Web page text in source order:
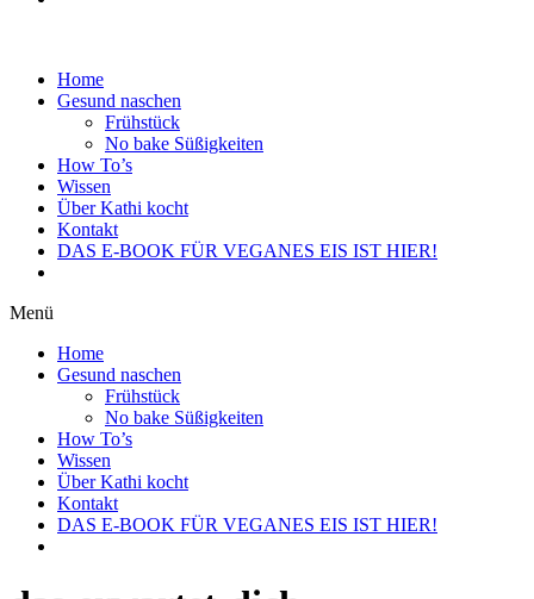
Home
Gesund naschen
Frühstück
No bake Süßigkeiten
How To’s
Wissen
Über Kathi kocht
Kontakt
DAS E-BOOK FÜR VEGANES EIS IST HIER!
Menü
Home
Gesund naschen
Frühstück
No bake Süßigkeiten
How To’s
Wissen
Über Kathi kocht
Kontakt
DAS E-BOOK FÜR VEGANES EIS IST HIER!